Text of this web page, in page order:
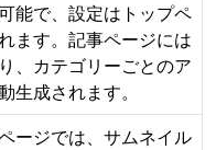
能で、設定はトップペ
ます。記事ページには
、カテゴリーごとのア
生成されます。
ージでは、サムネイル